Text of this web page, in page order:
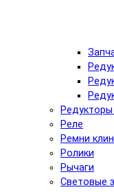
Реле
Ремни
Ролики
Рычаги
Световые